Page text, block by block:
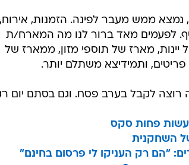
נמצא ממש מעבר לפינה. הזמנות, אירוח,
לפעמים מאד ברור לנו מה המארח/ת
מארז של תוספי מזון, ממארז של
ותמידיצא משתלם יותר.
לקבל בערב פסח. וגם בסתם יום
של השחקנית
"הם רק העניקו לי פרסום בחינם"